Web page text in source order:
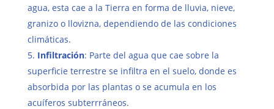
agua, esta cae a la Tierra en forma de lluvia, nieve,
granizo o llovizna, dependiendo de las condiciones
climáticas.
Infiltración: Parte del agua que cae sobre la
superficie terrestre se infiltra en el suelo, donde es
absorbida por las plantas o se acumula en los
acuíferos subterrráneos.